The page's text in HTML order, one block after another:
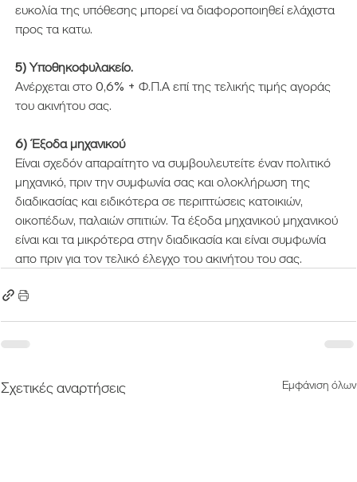
ευκολία της υπόθεσης μπορεί να διαφοροποιηθεί ελάχιστα
προς τα κατω.
5) Υποθηκοφυλακείο.
Ανέρχεται στο 0,6% + Φ.Π.Α επί της τελικής τιμής αγοράς
του ακινήτου σας.
6) Έξοδα μηχανικού
Είναι σχεδόν απαραίτητο να συμβουλευτείτε έναν πολιτικό
μηχανικό, πριν την συμφωνία σας και ολοκλήρωση της
διαδικασίας και ειδικότερα σε περιπτώσεις κατοικιών,
οικοπέδων, παλαιών σπιτιών. Τα έξοδα μηχανικού μηχανικού
είναι και τα μικρότερα στην διαδικασία και είναι συμφωνία
απο πριν για τον τελικό έλεγχο του ακινήτου του σας.
Σχετικές αναρτήσεις Εμφάνιση όλων